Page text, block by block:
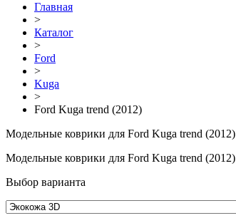
Главная
>
Каталог
>
Ford
>
Kuga
>
Ford Kuga trend (2012)
Модельные коврики для Ford Kuga trend (2012)
Модельные коврики для Ford Kuga trend (2012)
Выбор варианта